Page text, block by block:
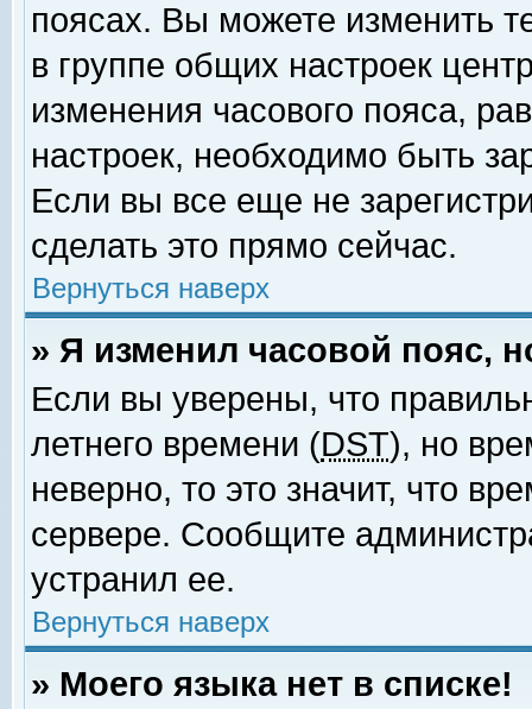
поясах. Вы можете изменить
в группе общих настроек
изменения часового пояса,
настроек, необходимо быть
Если вы все еще не
сделать это прямо сейчас.
Вернуться наверх
» Я изменил часовой пояс,
Если вы уверены, что
летнего времени (DST), но
неверно, то это значит, что
сервере. Сообщите
устранил ее.
Вернуться наверх
» Моего языка нет в списке!